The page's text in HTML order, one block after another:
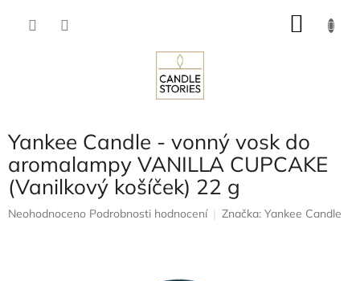
Yankee Candle - vonný vosk do
aromalampy VANILLA CUPCAKE
(Vanilkový košíček) 22 g
Průměrné
Neohodnoceno Podrobnosti hodnocení Značka: Yankee Candle